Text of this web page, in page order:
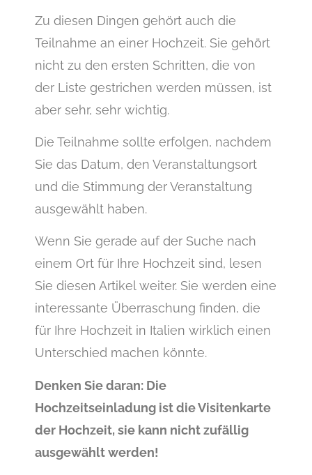
Zu diesen Dingen gehört auch die
Teilnahme an einer Hochzeit. Sie gehört
nicht zu den ersten Schritten, die von
der Liste gestrichen werden müssen, ist
aber sehr, sehr wichtig.
Die Teilnahme sollte erfolgen, nachdem
Sie das Datum, den Veranstaltungsort
und die Stimmung der Veranstaltung
ausgewählt haben.
Wenn Sie gerade auf der Suche nach
einem Ort für Ihre Hochzeit sind, lesen
Sie diesen Artikel weiter. Sie werden eine
interessante Überraschung finden, die
für Ihre Hochzeit in Italien wirklich einen
Unterschied machen könnte.
Denken Sie daran: Die
Hochzeitseinladung ist die Visitenkarte
der Hochzeit, sie kann nicht zufällig
ausgewählt werden!